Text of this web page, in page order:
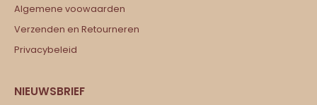
Algemene voowaarden
Verzenden en Retourneren
Privacybeleid